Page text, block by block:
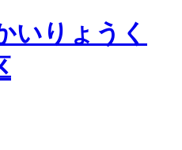
いりょうく